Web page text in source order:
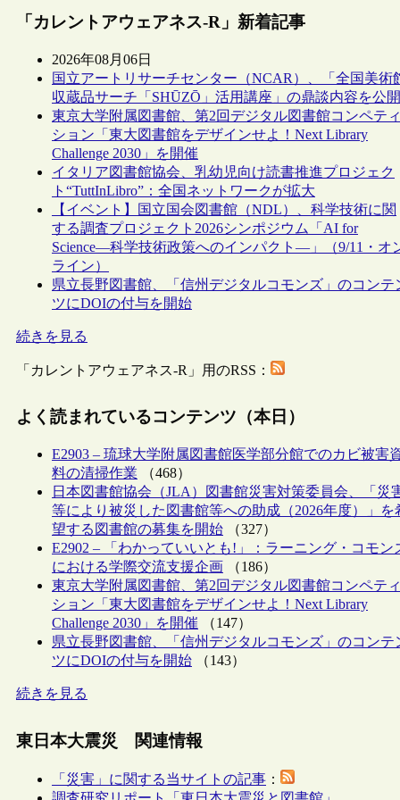
「カレントアウェアネス-R」新着記事
2026年08月06日
国立アートリサーチセンター（NCAR）、「全国美術
収蔵品サーチ「SHŪZŌ」活用講座」の鼎談内容を公開
東京大学附属図書館、第2回デジタル図書館コンペティ
ション「東大図書館をデザインせよ！Next Library
Challenge 2030」を開催
イタリア図書館協会、乳幼児向け読書推進プロジェク
ト“TuttInLibro”：全国ネットワークが拡大
【イベント】国立国会図書館（NDL）、科学技術に関
する調査プロジェクト2026シンポジウム「AI for
Science―科学技術政策へのインパクト―」（9/11・オ
ライン）
県立長野図書館、「信州デジタルコモンズ」のコンテ
ツにDOIの付与を開始
続きを見る
「カレントアウェアネス-R」用のRSS：
よく読まれているコンテンツ（本日）
E2903 – 琉球大学附属図書館医学部分館でのカビ被害
料の清掃作業 （468）
日本図書館協会（JLA）図書館災害対策委員会、「災
等により被災した図書館等への助成（2026年度）」を
望する図書館の募集を開始 （327）
E2902 – 「わかっていいとも!」：ラーニング・コモン
における学際交流支援企画 （186）
東京大学附属図書館、第2回デジタル図書館コンペティ
ション「東大図書館をデザインせよ！Next Library
Challenge 2030」を開催 （147）
県立長野図書館、「信州デジタルコモンズ」のコンテ
ツにDOIの付与を開始 （143）
続きを見る
東日本大震災 関連情報
「災害」に関する当サイトの記事 ：